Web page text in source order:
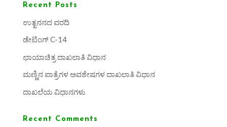
Recent Posts
ಉತ್ಖನನದ ವರದಿ
ಡೇಟಿಂಗ್ C-14
ಛಾಯಾಚಿತ್ರ ದಾಖಲಾತಿ ವಿಧಾನ
ಮಣ್ಣಿನ ಪಾತ್ರೆಗಳ ಅವಶೇಷಗಳ ದಾಖಲಾತಿ ವಿಧಾನ
ದಾಖಲೆಯ ವಿಧಾನಗಳು
Recent Comments